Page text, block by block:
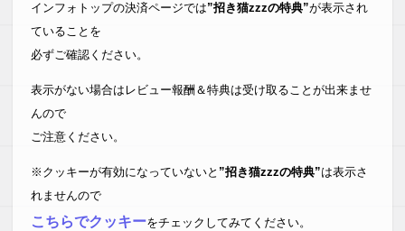
インフォトップの決済ページでは”招き猫zzzの特典”が表示され
ていることを
必ずご確認ください。
表示がない場合はレビュー報酬＆特典は受け取ることが出来ませ
んので
ご注意ください。
※クッキーが有効になっていないと ”招き猫zzzの特典”は表示さ
れませんので
こちらでクッキーをチェックしてみてください。